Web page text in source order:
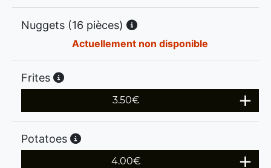
Nuggets (16 pièces)
Actuellement non disponible
Frites
3.50€
Potatoes
4.00€